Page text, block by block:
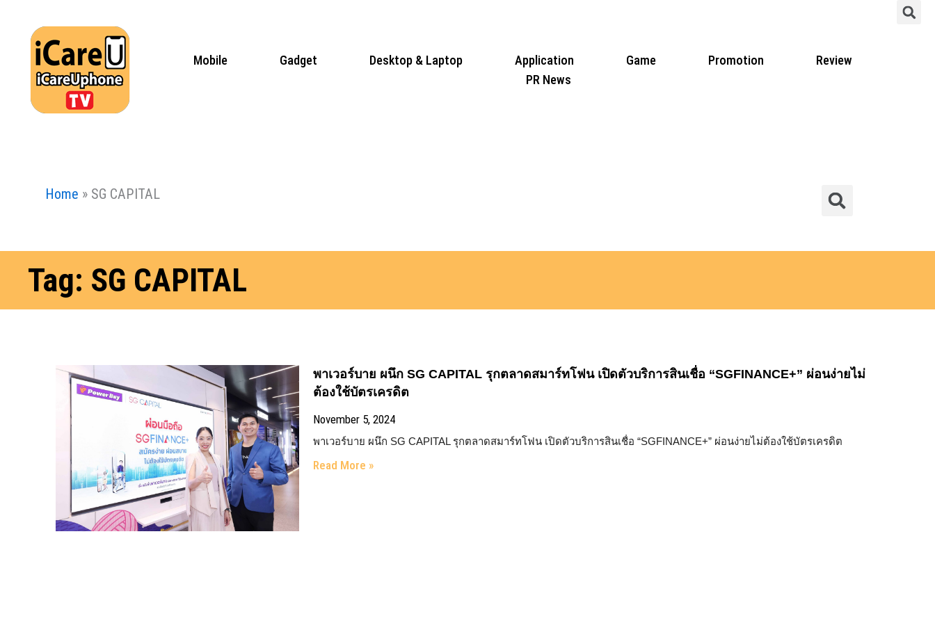
content
Mobile Gadget Desktop & Laptop Application Game Promotion
Review
PR News
Home » SG CAPITAL
Tag: SG CAPITAL
พาเวอร์บาย ผนึก SG CAPITAL รุกตลาดสมาร์ทโฟน เปิดตัวบริการสินเชื่อ “SGFINANCE+” ผ่อนง่ายไม่
ต้องใช้บัตรเครดิต
November 5, 2024
พาเวอร์บาย ผนึก SG CAPITAL รุกตลาดสมาร์ทโฟน เปิดตัวบริการสินเชื่อ “SGFINANCE+” ผ่อนง่ายไม่ต้องใช้บัตรเครดิต
Read More »